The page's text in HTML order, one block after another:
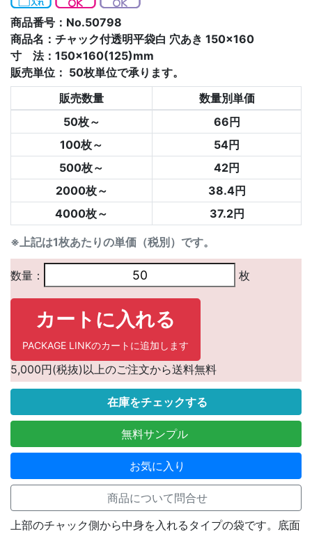
商品番号：No.50798
商品名：チャック付透明平袋白 穴あき 150×160
寸 法：150×160(125)mm
販売単位： 50枚単位で承ります。
※上記は1枚あたりの単価（税別）です。
販売数量
数量別単価
50枚～
66円
100枚～
54円
500枚～
42円
2000枚～
38.4円
4000枚～
37.2円
数量： 枚
カートに入れる
PACKAGE LINKのカートに追加します
5,000円(税抜)以上のご注文から送料無料
在庫をチェックする
無料サンプル
お気に入り
商品について問合せ
上部のチャック側から中身を入れるタイプの袋です。底面